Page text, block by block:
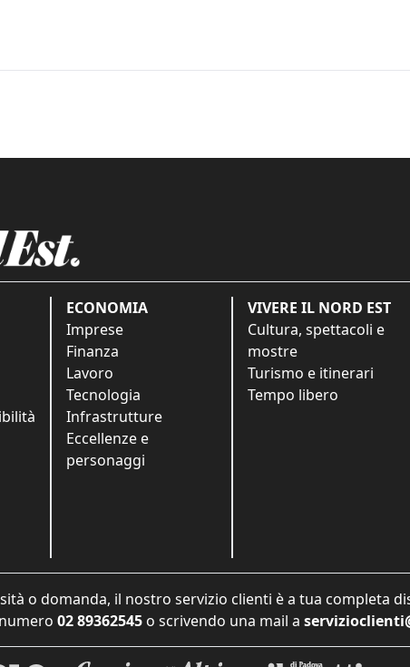
ECONOMIA
Imprese
Finanza
Lavoro
Tecnologia
Infrastrutture
Eccellenze e
personaggi
VIVERE IL NORD EST
Cultura, spettacoli e
mostre
Turismo e itinerari
Tempo libero
o domanda, il nostro servizio clienti è a tua completa
02 89362545 o scrivendo una mail a